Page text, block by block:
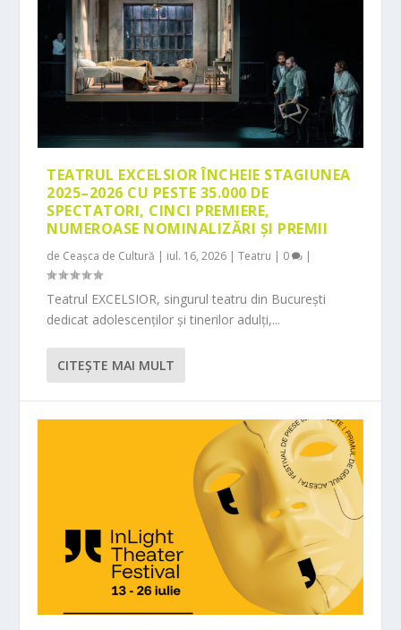
TEATRUL EXCELSIOR ÎNCHEIE STAGIUNEA
2025–2026 CU PESTE 35.000 DE
SPECTATORI, CINCI PREMIERE,
NUMEROASE NOMINALIZĂRI ȘI PREMII
de Ceașca de Cultură | iul. 16, 2026 |Teatru | 0 |
Teatrul EXCELSIOR, singurul teatru din București
dedicat adolescenților și tinerilor adulți,...
CITEŞTE MAI MULT